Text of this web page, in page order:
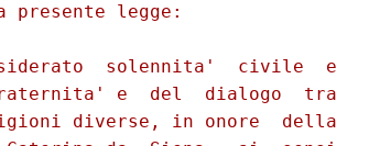
presente legge:
solennita'  civile  e
e  del  dialogo  tra
diverse, in onore  della